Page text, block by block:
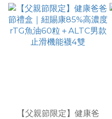
【父親節限定】健康爸